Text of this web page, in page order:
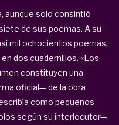
aunque solo consintió
de sus poemas. A su
mil ochocientos poemas,
dos cuadernillos. «Los
constituyen una
oficial— de la obra
como pequeños
según su interlocutor—